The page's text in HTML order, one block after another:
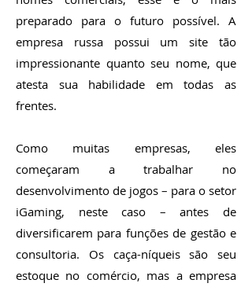
preparado para o futuro possível. A
empresa russa possui um site tão
impressionante quanto seu nome, que
atesta sua habilidade em todas as
frentes.
Como muitas empresas, eles
começaram a trabalhar no
desenvolvimento de jogos – para o setor
iGaming, neste caso – antes de
diversificarem para funções de gestão e
consultoria. Os caça-níqueis são seu
estoque no comércio, mas a empresa